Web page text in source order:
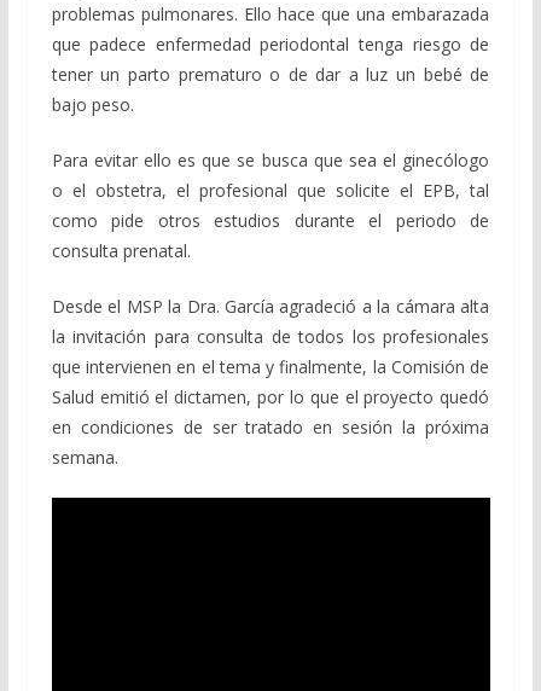
problemas pulmonares. Ello hace que una embarazada
que padece enfermedad periodontal tenga riesgo de
tener un parto prematuro o de dar a luz un bebé de
bajo peso.
Para evitar ello es que se busca que sea el ginecólogo
o el obstetra, el profesional que solicite el EPB, tal
como pide otros estudios durante el periodo de
consulta prenatal.
Desde el MSP la Dra. García agradeció a la cámara alta
la invitación para consulta de todos los profesionales
que intervienen en el tema y finalmente, la Comisión de
Salud emitió el dictamen, por lo que el proyecto quedó
en condiciones de ser tratado en sesión la próxima
semana.